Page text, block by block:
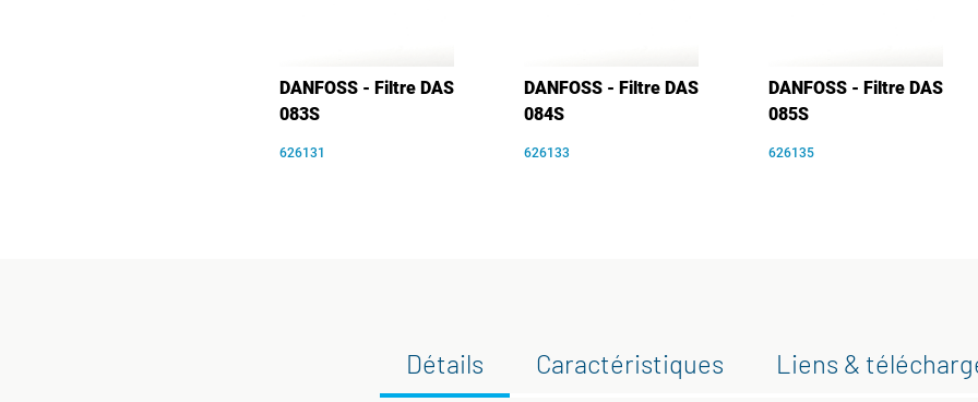
DANFOSS - Filtre DAS
083S
626131
DANFOSS - Filtre DAS
084S
626133
DANFOSS - Filtre DAS
085S
626135
Détails Caractéristiques Liens &